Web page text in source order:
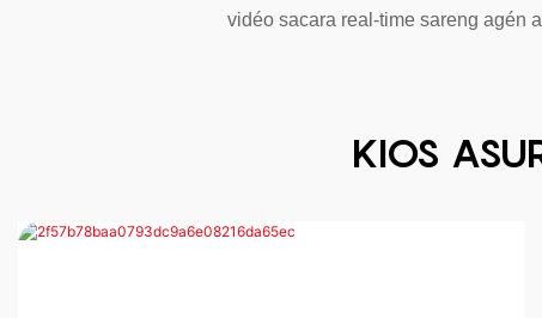
vidéo sacara real-time sareng agén
KIOS